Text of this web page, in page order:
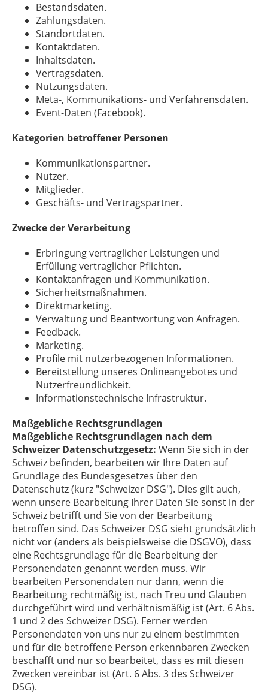
Bestandsdaten.
Zahlungsdaten.
Standortdaten.
Kontaktdaten.
Inhaltsdaten.
Vertragsdaten.
Nutzungsdaten.
Meta-, Kommunikations- und Verfahrensdaten.
Event-Daten (Facebook).
Kategorien betroffener Personen
Kommunikationspartner.
Nutzer.
Mitglieder.
Geschäfts- und Vertragspartner.
Zwecke der Verarbeitung
Erbringung vertraglicher Leistungen und
Erfüllung vertraglicher Pflichten.
Kontaktanfragen und Kommunikation.
Sicherheitsmaßnahmen.
Direktmarketing.
Verwaltung und Beantwortung von Anfragen.
Feedback.
Marketing.
Profile mit nutzerbezogenen Informationen.
Bereitstellung unseres Onlineangebotes und
Nutzerfreundlichkeit.
Informationstechnische Infrastruktur.
Maßgebliche Rechtsgrundlagen
Maßgebliche Rechtsgrundlagen nach dem
Schweizer Datenschutzgesetz: Wenn Sie sich in der
Schweiz befinden, bearbeiten wir Ihre Daten auf
Grundlage des Bundesgesetzes über den
Datenschutz (kurz "Schweizer DSG"). Dies gilt auch,
wenn unsere Bearbeitung Ihrer Daten Sie sonst in der
Schweiz betrifft und Sie von der Bearbeitung
betroffen sind. Das Schweizer DSG sieht grundsätzlich
nicht vor (anders als beispielsweise die DSGVO), dass
eine Rechtsgrundlage für die Bearbeitung der
Personendaten genannt werden muss. Wir
bearbeiten Personendaten nur dann, wenn die
Bearbeitung rechtmäßig ist, nach Treu und Glauben
durchgeführt wird und verhältnismäßig ist (Art. 6 Abs.
1 und 2 des Schweizer DSG). Ferner werden
Personendaten von uns nur zu einem bestimmten
und für die betroffene Person erkennbaren Zwecken
beschafft und nur so bearbeitet, dass es mit diesen
Zwecken vereinbar ist (Art. 6 Abs. 3 des Schweizer
DSG).